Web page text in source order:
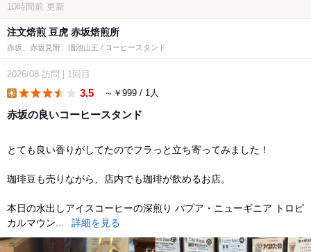
10時間前 更新
注文焙煎 豆虎 赤坂焙煎所
赤坂、赤坂見附、溜池山王 / コーヒースタンド
2026/08 訪問 1回目
3.5 ～￥999 / 1人
赤坂の良いコーヒースタンド
とても良い香りがしてたのでフラっと立ち寄ってみました！
珈琲豆も売りながら、店内でも珈琲が飲めるお店。
本日の水出しアイスコーヒーの深煎り パプア・ニューギニア トロピ
カルマウン...
詳細を見る